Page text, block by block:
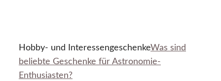
Hobby- und InteressengeschenkeWas sind
beliebte Geschenke für Astronomie-
Enthusiasten?